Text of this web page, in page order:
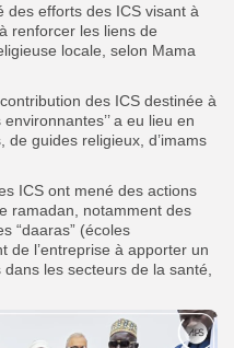
des efforts des ICS visant à
renforcer les liens de
locale, selon Mama
des ICS destinée à
a eu lieu en
guides religieux, d’imams
ICS ont mené des actions
ramadan, notamment des
“daaras” (écoles
de l’entreprise à apporter un
dans les secteurs de la santé,